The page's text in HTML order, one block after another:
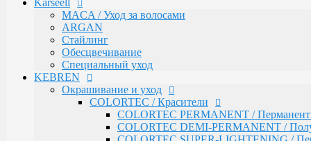
RE:SHAPE / Стайлинг
INCREDIBLE VOLUME / Для объема волос
TOTAL REPAIR / Для восстановления волос
HYDRA THERAPY / Для увлажнения волос
SAVE COLOR / Для окрашенных волос
CONCEPT
CURL MAKER / Химическая завивка
PROFY TOUCH / Защитные средства для кожи и
ART OF THERAPY / От перхоти / для активации
Fashion Look / Пигмент прямого действия
INFINITY / Обесцвечивающие продукты
Karseell
MACA / Уход за волосами
ARGAN
Стайлинг
Обесцвечивание
Специальный уход
KEBREN
Окрашивание и уход
COLORTEC / Красители
COLORTEC PERMANENT /
COLORTEC DEMI-PERMANENT /